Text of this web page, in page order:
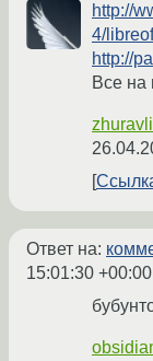
http://
4/
http://
Все на
Ответ на:
15:01:30 +00:00